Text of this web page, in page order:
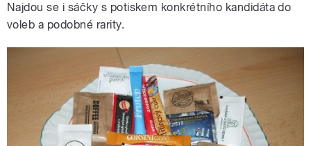
Najdou se i sáčky s potiskem konkrétního kandidáta do
voleb a podobné rarity.